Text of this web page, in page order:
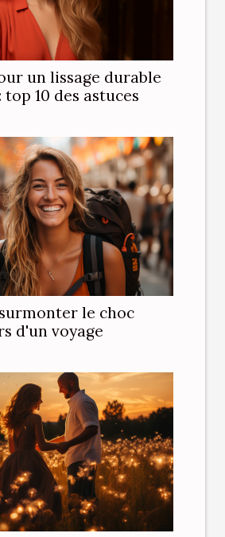
un lissage durable
10 des astuces
le choc
d'un voyage